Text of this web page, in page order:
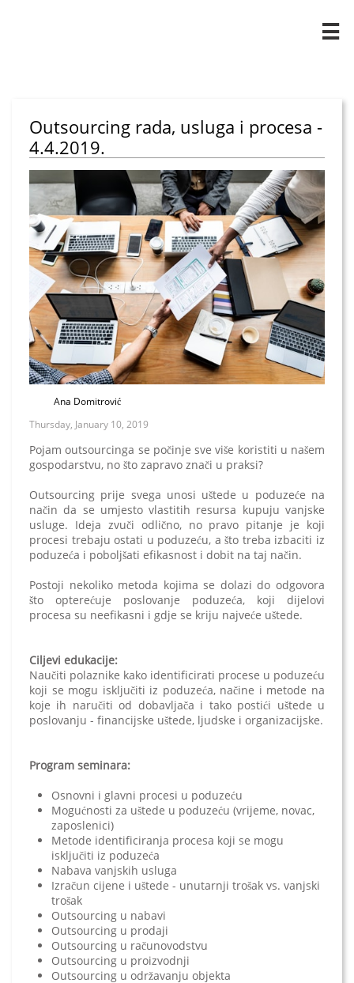

Outsourcing rada, usluga i procesa -
4.4.2019.
Ana Domitrović
Thursday, January 10, 2019
Pojam outsourcinga se počinje sve više koristiti u našem
gospodarstvu, no što zapravo znači u praksi?
Outsourcing prije svega unosi uštede u poduzeće na
način da se umjesto vlastitih resursa kupuju vanjske
usluge. Ideja zvuči odlično, no pravo pitanje je koji
procesi trebaju ostati u poduzeću, a što treba izbaciti iz
poduzeća i poboljšati efikasnost i dobit na taj način.
Postoji nekoliko metoda kojima se dolazi do odgovora
što opterećuje poslovanje poduzeća, koji dijelovi
procesa su neefikasni i gdje se kriju najveće uštede.
Ciljevi edukacije:
Naučiti polaznike kako identificirati procese u poduzeću
koji se mogu isključiti iz poduzeća, načine i metode na
koje ih naručiti od dobavljača i tako postići uštede u
poslovanju - financijske uštede, ljudske i organizacijske.
Program seminara:
Osnovni i glavni procesi u poduzeću
Mogućnosti za uštede u poduzeću (vrijeme, novac,
zaposlenici)
Metode identificiranja procesa koji se mogu
isključiti iz poduzeća
Nabava vanjskih usluga
Izračun cijene i uštede - unutarnji trošak vs. vanjski
trošak
Outsourcing u nabavi
Outsourcing u prodaji
Outsourcing u računovodstvu
Outsourcing u proizvodnji
Outsourcing u održavanju objekta